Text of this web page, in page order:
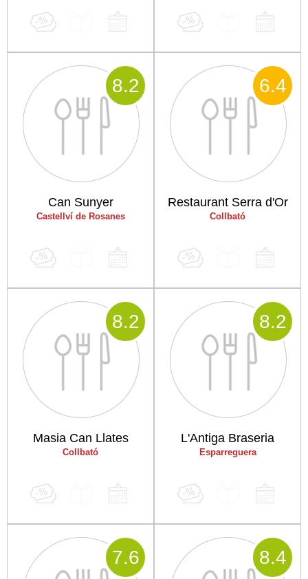
Can Sunyer
Castellví de Rosanes
8.2
Restaurant Serra d'Or
Collbató
6.4
Masia Can Llates
Collbató
8.2
L'Antiga Braseria
Esparreguera
8.2
7.6 8.4